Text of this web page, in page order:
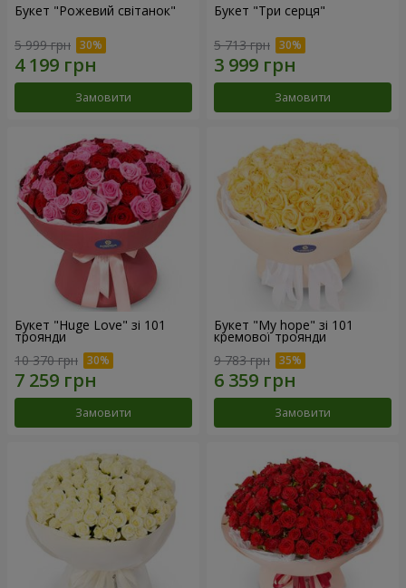
Букет "Рожевий світанок"
5 999 грн
Замовити
Букет "Три серця"
5 713 грн
Замовити
Букет "Huge Love" зі 101
троянди
10 370 грн
Замовити
Букет "My hope" зі 101
кремової троянди
9 783 грн
Замовити